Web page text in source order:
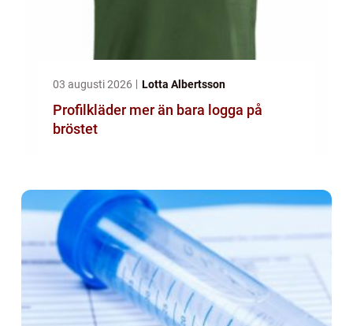
03 augusti 2026 Lotta Albertsson
Profilkläder mer än bara logga på
bröstet